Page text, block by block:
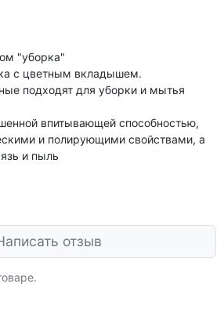
"уборка"
с цветным вкладышем.
подходят для уборки и мытья
впитывающей способностью,
и полирующими свойствами, а
и пыль
отзыв